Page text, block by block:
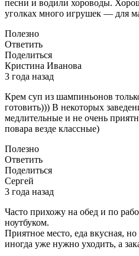
песни и водили хороводы.
уголках много игрушек — для
Полезно
Ответить
Поделиться
Кристина Иванова
3 года назад
Крем суп из шампиньонов
готовить))) В некоторых
медлительные и не очень
повара везде классные)
Полезно
Ответить
Поделиться
Сергей
3 года назад
Часто прихожу на обед и по
ноутбуком.
Приятное место, еда вкусная,
иногда уже нужно уходить, а